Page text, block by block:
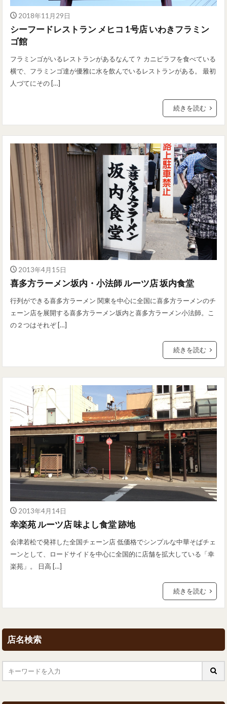
2018年11月29日
シーフードレストラン メヒコ 1号店 いわきフラミン
ゴ館
フラミンゴがいるレストランがあるなんて？ カニピラフを食べている
横で、フラミンゴ達が優雅に水を飲んでいるレストランがある。 最初
人づてにその […]
続きを読む
2013年4月15日
喜多方ラーメン坂内・小法師 ルーツ店 坂内食堂
行列ができる喜多方ラーメン 関東を中心に全国に喜多方ラーメンのチ
ェーン店を展開する喜多方ラーメン坂内と喜多方ラーメン小法師。こ
の２つはそれぞ […]
続きを読む
2013年4月14日
幸楽苑 ルーツ店 味よし食堂 跡地
会津若松で発祥した全国チェーン店 低価格でシンプルな中華そばチェ
ーンとして、ロードサイドを中心に全国的に店舗を拡大している「幸
楽苑」。 日高 […]
続きを読む
店名検索